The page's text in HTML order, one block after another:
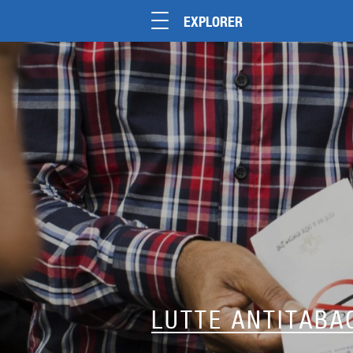
EXPLORER
LUTTE